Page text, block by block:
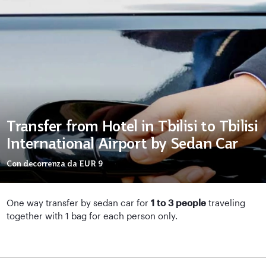
Transfer from Hotel in Tbilisi to Tbilisi
International Airport by Sedan Car
Con decorrenza da EUR 9
One way transfer by sedan car for1 to 3 people traveling
together with 1 bag for each person only.